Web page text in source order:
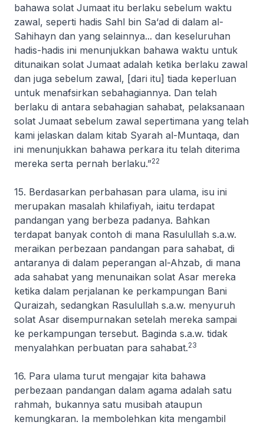
bahawa solat Jumaat itu berlaku sebelum waktu
zawal, seperti hadis Sahl bin Sa‘ad di dalam al-
Sahihayn dan yang selainnya... dan keseluruhan
hadis-hadis ini menunjukkan bahawa waktu untuk
ditunaikan solat Jumaat adalah ketika berlaku zawal
dan juga sebelum zawal, [dari itu] tiada keperluan
untuk menafsirkan sebahagiannya. Dan telah
berlaku di antara sebahagian sahabat, pelaksanaan
solat Jumaat sebelum zawal sepertimana yang telah
kami jelaskan dalam kitab Syarah al-Muntaqa, dan
ini menunjukkan bahawa perkara itu telah diterima
mereka serta pernah berlaku.”22
15. Berdasarkan perbahasan para ulama, isu ini
merupakan masalah khilafiyah, iaitu terdapat
pandangan yang berbeza padanya. Bahkan
terdapat banyak contoh di mana Rasulullah s.a.w.
meraikan perbezaan pandangan para sahabat, di
antaranya di dalam peperangan al-Ahzab, di mana
ada sahabat yang menunaikan solat Asar mereka
ketika dalam perjalanan ke perkampungan Bani
Quraizah, sedangkan Rasulullah s.a.w. menyuruh
solat Asar disempurnakan setelah mereka sampai
ke perkampungan tersebut. Baginda s.a.w. tidak
menyalahkan perbuatan para sahabat.23
16. Para ulama turut mengajar kita bahawa
perbezaan pandangan dalam agama adalah satu
rahmah, bukannya satu musibah ataupun
kemungkaran. Ia membolehkan kita mengambil